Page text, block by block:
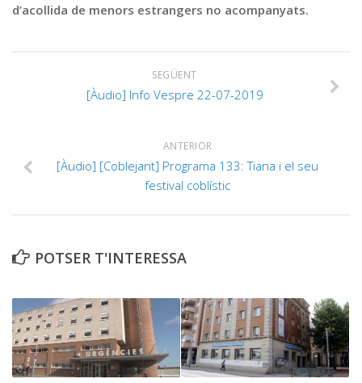
d’acollida de menors estrangers no acompanyats.
SEGÜENT
[Àudio] Info Vespre 22-07-2019
ANTERIOR
[Àudio] [Coblejant] Programa 133: Tiana i el seu
festival coblístic
POTSER T'INTERESSA